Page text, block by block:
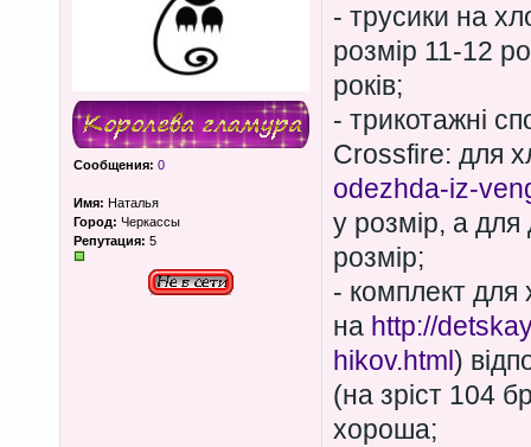
Сообщения: 0
Имя: Наталья
Город: Черкассы
Репутация: 5
- трусики на
розмір 11-12
років;
- трикотажні
Crossfire: для
odezhda-iz-
у розмір, а для
розмір;
- комплект для
на http://
hikov.html)
(на зріст 104
хороша;